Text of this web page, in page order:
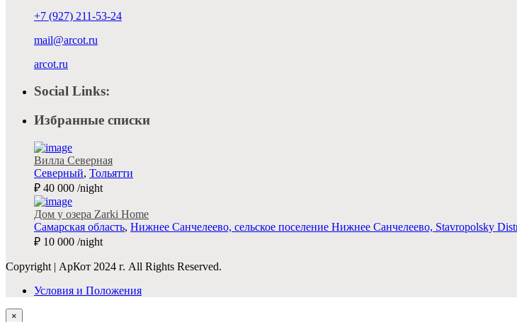
+7 (927) 211-53-24
mail@arcot.ru
arcot.ru
Social Links:
Избранные списки
Вилла Северная
Северный, Тольятти
₽ 40 000 /night
Дом у озера Zarki Home
Самарская область, Нижнее Санчелеево, сельское поселение Нижнее Санчелеево, Stavropolsky
₽ 10 000 /night
Copyright | АрКот 2024 г. All Rights Reserved.
Условия и Положения
×